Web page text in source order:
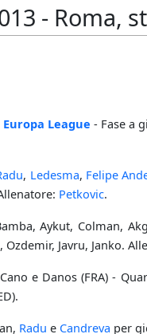
- Roma,
Europa League - Fase a
, Ledesma, Felipe
Petkovic.
Aykut, Colman,
Javru, Janko.
e Danos (FRA) -
Radu e Candreva per